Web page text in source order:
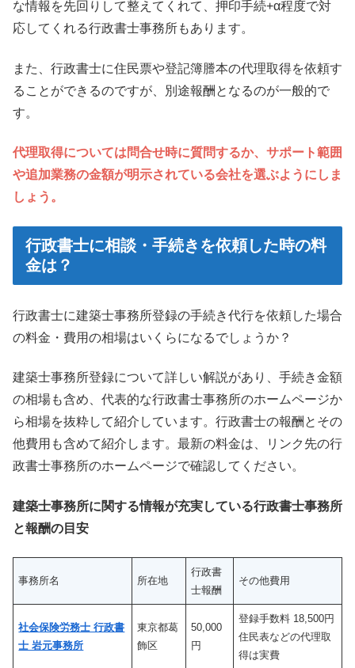
な情報を先回りして整えてくれて、押印手続+α程度で対
応してくれる行政書士事務所もあります。
また、行政書士に住民票や登記簿謄本の代理取得を依頼す
ることができるのですが、別途報酬となるのが一般的で
す。
代理取得については問合せ時に質問するか、サポート範囲
や追加業務の金額が明示されている会社を選ぶようにしま
しょう。
行政書士に相談・手続きを依頼した時の料
金は？
行政書士に建築士事務所登録の手続き代行を依頼した場合
の料金・費用の相場はいくらになるでしょうか？
建築士事務所登録について詳しい解説があり、手続き金額
の相場も含め、代表的な行政書士事務所のホームページか
ら相場を抜粋して紹介しています。行政書士の報酬とその
他費用も含めて紹介します。最新の料金は、リンク先の行
政書士事務所のホームページで確認してください。
建築士事務所に関する情報が充実している行政書士事務所
と報酬の目安
事務所名 所在地
行政書
士報酬
その他費用
社会保険労務士 行政書
士 岩元事務所
東京都葛
飾区
50,000
円
登録手数料 18,500円
住民表などの代理取
得は実費